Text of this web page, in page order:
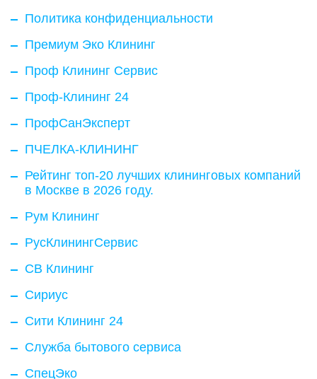
Политика конфиденциальности
Премиум Эко Клининг
Проф Клининг Сервис
Проф-Клининг 24
ПрофСанЭксперт
ПЧЕЛКА-КЛИНИНГ
Рейтинг топ-20 лучших клининговых компаний
в Москве в 2026 году.
Рум Клининг
РусКлинингСервис
СВ Клининг
Сириус
Сити Клининг 24
Служба бытового сервиса
СпецЭко